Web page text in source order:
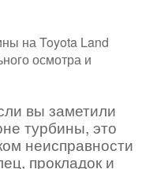
на Toyota Land
осмотра и
вы заметили
турбины, это
неисправности
прокладок и